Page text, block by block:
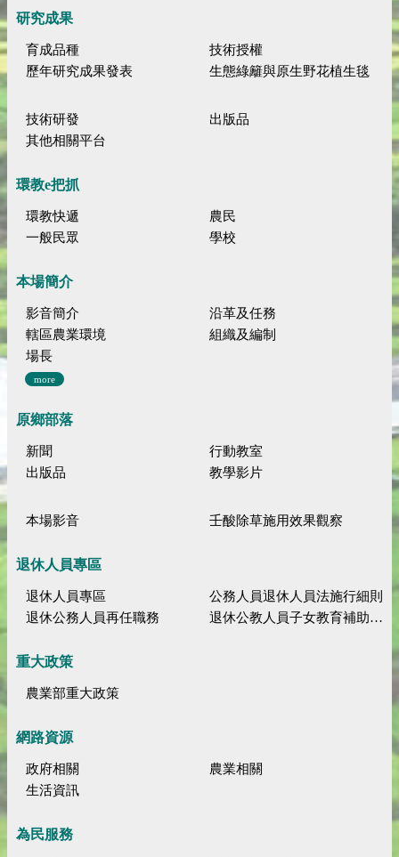
研究成果
育成品種
技術授權
歷年研究成果發表
生態綠籬與原生野花植生毯
技術研發
出版品
其他相關平台
環教e把抓
環教快遞
農民
一般民眾
學校
本場簡介
影音簡介
沿革及任務
轄區農業環境
組織及編制
場長
more
原鄉部落
新聞
行動教室
出版品
教學影片
本場影音 壬酸除草施用效果觀察
退休人員專區
退休人員專區
公務人員退休人員法施行細則
退休公務人員再任職務
退休公教人員子女教育補助規定
重大政策
農業部重大政策
網路資源
政府相關
農業相關
生活資訊
為民服務